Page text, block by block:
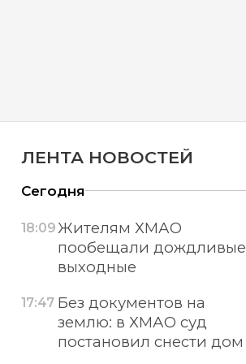
ЛЕНТА НОВОСТЕЙ
Сегодня
18:09Жителям ХМАО
пообещали дождливые
выходные
17:47 Без документов на
землю: в ХМАО суд
постановил снести дом